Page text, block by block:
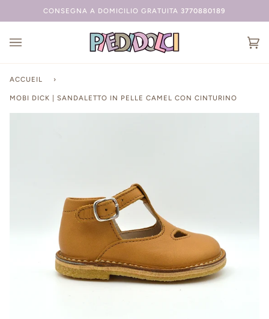
CONSEGNA A DOMICILIO GRATUITA 3770880189
ACCUEIL ›
MOBI DICK | SANDALETTO IN PELLE CAMEL CON CINTURINO